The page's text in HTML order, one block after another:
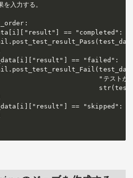
入力する。
== "completed":
== "failed":
"テストが失
== "skipped":